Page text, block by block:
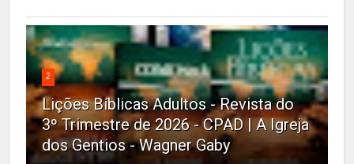
2
Lições Bíblicas Adultos - Revista do
3º Trimestre de 2026 - CPAD | A Igreja
dos Gentios - Wagner Gaby